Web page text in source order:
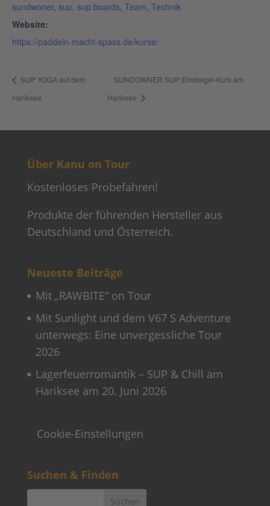
sundwoner, sup. sup boards, Team, Technik
Website:
https://paddeln-macht-spass.de/kurse/
SUP YOGA auf dem
Hariksee
SUNDOWNER SUP Einsteiger-Kurs am
Hariksee
Über Kanu on Tour
Kostenloses Probefahren!
Produkte der führenden Hersteller aus
Deutschland und Österreich.
Neueste Beiträge
Mit „RAWBITE“ on Tour
Mit Sunlight und dem V67 S Adventure
unterwegs: Eine unvergessliche Tour
2026
Lagerfeuerromantik – SUP & Chill am
Hariksee am 20. Juni 2026
Cookie-Einstellungen
Suchen & Finden